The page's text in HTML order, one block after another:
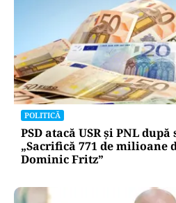
POLITICĂ
PSD atacă USR și PNL
„Sacrifică 771 de milioane
Dominic Fritz”